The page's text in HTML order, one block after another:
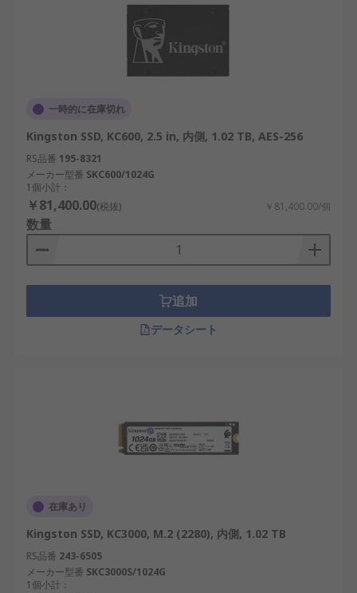
一時的に在庫切れ
Kingston SSD, KC600, 2.5 in, 内側, 1.02 TB, AES-256
RS品番 195-8321
メーカー型番 SKC600/1024G
1個小計：
￥81,400.00(税抜) ￥81,400.00/個
数量
追加
データシート
在庫あり
Kingston SSD, KC3000, M.2 (2280), 内側, 1.02 TB
RS品番 243-6505
メーカー型番 SKC3000S/1024G
1個小計：